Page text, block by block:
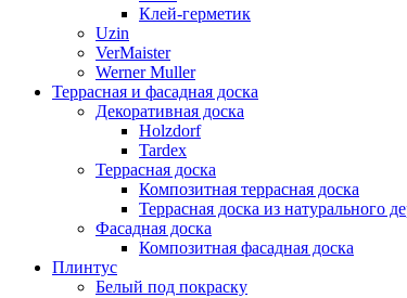
Клей-герметик
Uzin
VerMaister
Werner Muller
Террасная и фасадная доска
Декоративная доска
Holzdorf
Tardex
Террасная доска
Композитная террасная доска
Террасная доска из натурального
Фасадная доска
Композитная фасадная доска
Плинтус
Белый под покраску